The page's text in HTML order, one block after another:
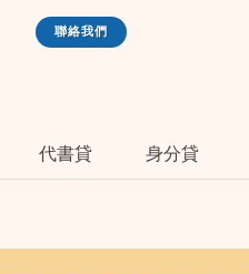
聯絡我們
代書貸 身分貸